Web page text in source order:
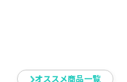
オススメ商品一覧